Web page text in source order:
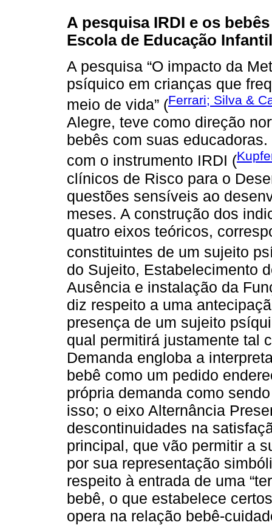
A pesquisa IRDI e os
Escola de Educação
A pesquisa “O impacto da
psíquico em crianças que
meio de vida” (Ferrari; Silva &
Alegre, teve como direção
bebês com suas
com o instrumento IRDI (
clínicos de Risco para o
questões sensíveis ao
meses. A construção dos
quatro eixos teóricos,
constituintes de um sujeito
do Sujeito, Estabelecimento
Ausência e instalação da
diz respeito a uma
presença de um sujeito
qual permitirá justamente tal
Demanda engloba a
bebê como um pedido
própria demanda como
isso; o eixo Alternância
descontinuidades na
principal, que vão permitir a
por sua representação
respeito à entrada de uma
bebê, o que estabelece
opera na relação bebê-